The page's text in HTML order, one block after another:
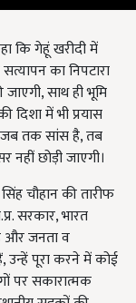
कि गेहूं खरीदी में
का निपटारा
साथ ही भूमि
दिशा में भी प्रयास
जब तक सांस है, तब
छोड़ी जाएगी।
चौहान की तारीफ
सरकार, भारत
और जनता व
उन्हें पूरा करने में कोई
पर सकारात्मक